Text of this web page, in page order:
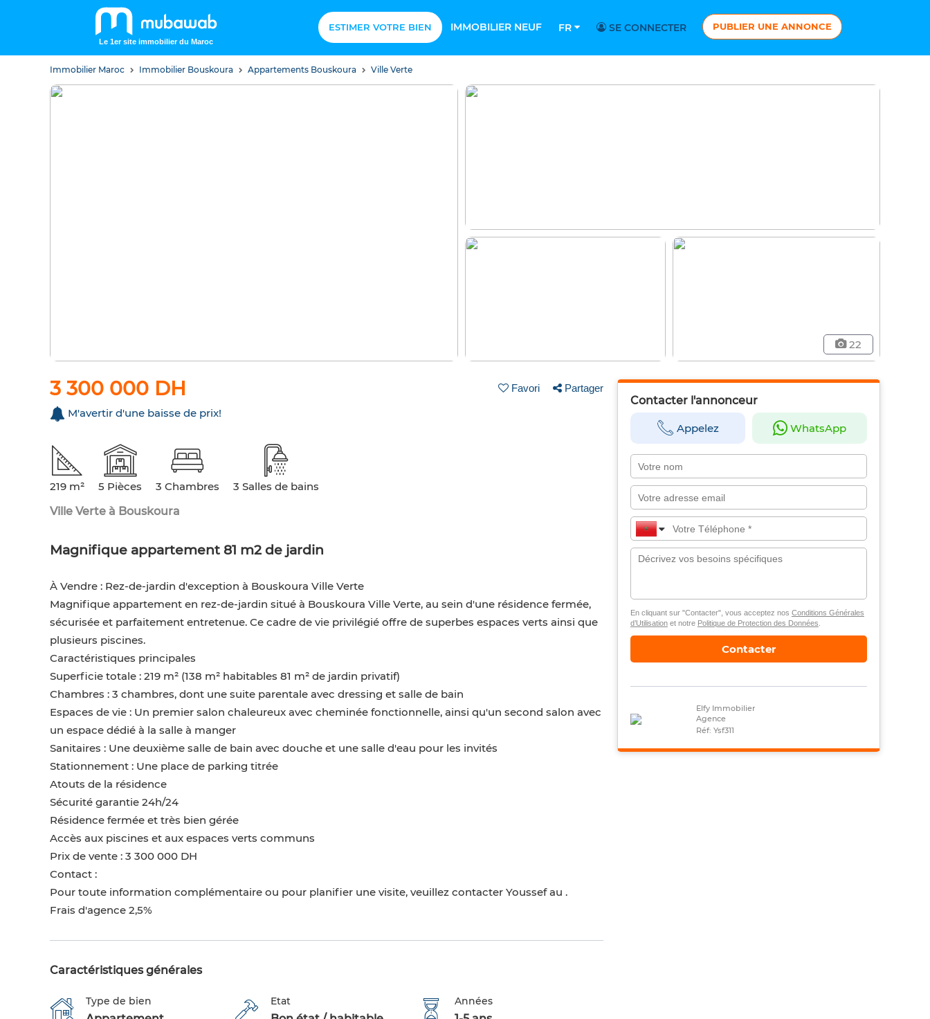
Le 1er site immobilier du Maroc
ESTIMER VOTRE BIEN IMMOBILIER NEUF FR SE CONNECTER PUBLIER UNE ANNONCE
Immobilier Maroc Immobilier Bouskoura Appartements Bouskoura Ville Verte
22
3 300 000 DH Favori Partager
M'avertir d'une baisse de prix!
219 m² 5 Pièces 3 Chambres
3 Salles de bains
Ville Verte à Bouskoura
Magnifique appartement 81 m2 de jardin
À Vendre : Rez-de-jardin d'exception à Bouskoura Ville Verte
​Magnifique appartement en rez-de-jardin situé à Bouskoura Ville Verte, au sein d'une résidence fermée,
sécurisée et parfaitement entretenue. Ce cadre de vie privilégié offre de superbes espaces verts ainsi que
plusieurs piscines.
​Caractéristiques principales
​Superficie totale : 219 m² (138 m² habitables 81 m² de jardin privatif)
​Chambres : 3 chambres, dont une suite parentale avec dressing et salle de bain
​Espaces de vie : Un premier salon chaleureux avec cheminée fonctionnelle, ainsi qu'un second salon avec
un espace dédié à la salle à manger
​Sanitaires : Une deuxième salle de bain avec douche et une salle d'eau pour les invités
​Stationnement : Une place de parking titrée
​Atouts de la résidence
​Sécurité garantie 24h/24
​Résidence fermée et très bien gérée
​Accès aux piscines et aux espaces verts communs
​Prix de vente : 3 300 000 DH
​Contact :
Pour toute information complémentaire ou pour planifier une visite, veuillez contacter Youssef au .
Frais d'agence 2,5%
Caractéristiques générales
Type de bien Etat Années
Contacter l'annonceur
Appelez WhatsApp
En cliquant sur "Contacter", vous acceptez nos Conditions Générales
d’Utilisationet notre Politique de Protection des Données
Contacter
Elfy Immobilier
Agence
Réf: Ysf311